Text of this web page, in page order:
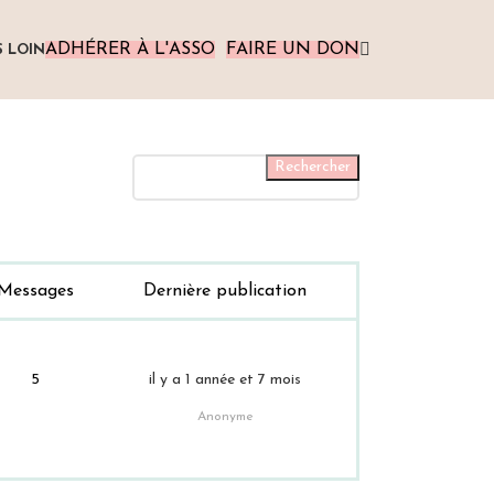
LOIN ADHÉRER À L'ASSO FAIRE UN DON
Messages Dernière publication
5 il y a 1 année et 7 mois
Anonyme